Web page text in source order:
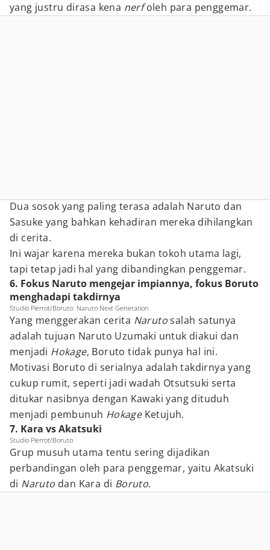
yang justru dirasa kena nerfoleh para penggemar.
Dua sosok yang paling terasa adalah Naruto dan
Sasuke yang bahkan kehadiran mereka dihilangkan
di cerita.
Ini wajar karena mereka bukan tokoh utama lagi,
tapi tetap jadi hal yang dibandingkan penggemar.
6. Fokus Naruto mengejar impiannya, fokus Boruto
menghadapi takdirnya
Studio Pierrot/Boruto: Naruto Next Generation
Yang menggerakan cerita Narutosalah satunya
adalah tujuan Naruto Uzumaki untuk diakui dan
menjadi Hokage, Boruto tidak punya hal ini.
Motivasi Boruto di serialnya adalah takdirnya yang
cukup rumit, seperti jadi wadah Otsutsuki serta
ditukar nasibnya dengan Kawaki yang dituduh
menjadi pembunuh Hokage Ketujuh.
7. Kara vs Akatsuki
Studio Pierrot/Boruto
Grup musuh utama tentu sering dijadikan
perbandingan oleh para penggemar, yaitu Akatsuki
di Naruto dan Kara di Boruto.